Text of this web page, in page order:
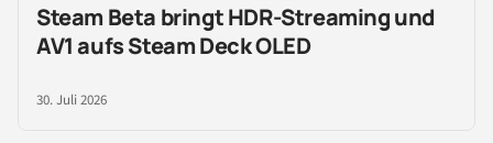
Steam Beta bringt HDR-Streaming und
AV1 aufs Steam Deck OLED
30. Juli 2026